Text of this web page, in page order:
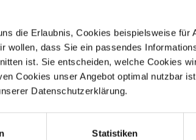
die Erlaubnis, Cookies beispielsweise für
dass Sie ein passendes
ist. Sie entscheiden, welche Cookies
Cookies unser Angebot optimal nutzbar
Datenschutzerklärung.
Statistiken
3, Euro 6e